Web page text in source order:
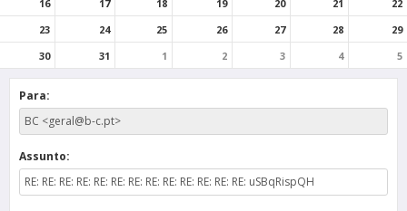
16
17 18 19 20 21
22
23
24 25 26 27 28
29
30
31 1 2 3 4 5
Para:
Assunto: